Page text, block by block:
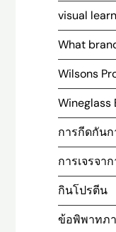
visual
What
Wilsons
Wineglass
การกีดกันก
การเจรจา
กินโปรตีน
ข้อพิพาทภ